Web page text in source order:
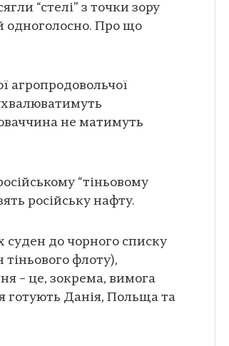
“стелі” з точки зору
одноголосно. Про що
агропродовольчої
не матимуть
“тіньовому
російську нафту.
суден до чорного списку
тіньового флоту),
– це, зокрема, вимога
готують Данія, Польща та